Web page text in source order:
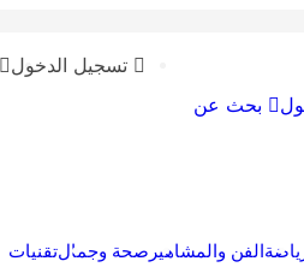
تسجيل الدخول
بحث عن
الفن والمشاهير صحة وجمالتقنيات